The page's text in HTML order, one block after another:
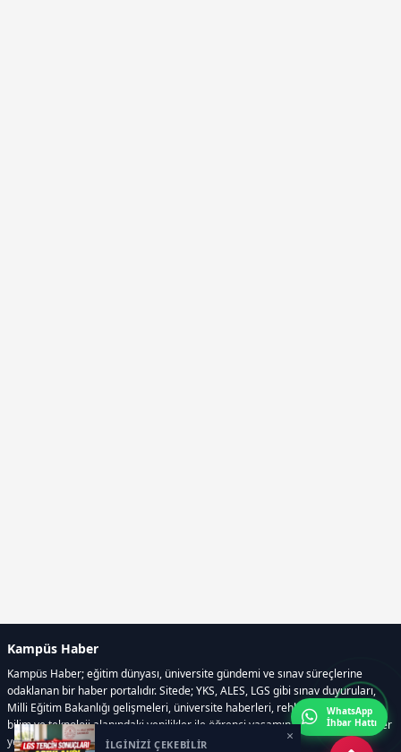
İLGİNİZİ ÇEKEBİLİR
×
Kampüs Haber
Kampüs Haber; eğitim dünyası, üniversite gündemi ve sınav süreçlerine
odaklanan bir haber portalıdır. Sitede; YKS, ALES, LGS gibi sınav duyuruları,
Milli Eğitim Bakanlığı gelişmeleri, üniversite haberleri, rehberlik içerikleri,
bilim ve teknoloji alanındaki yenilikler ile öğrenci yaşamına dair güncel bilgiler
yer alır.
WhatsApp
İhbar Hattı